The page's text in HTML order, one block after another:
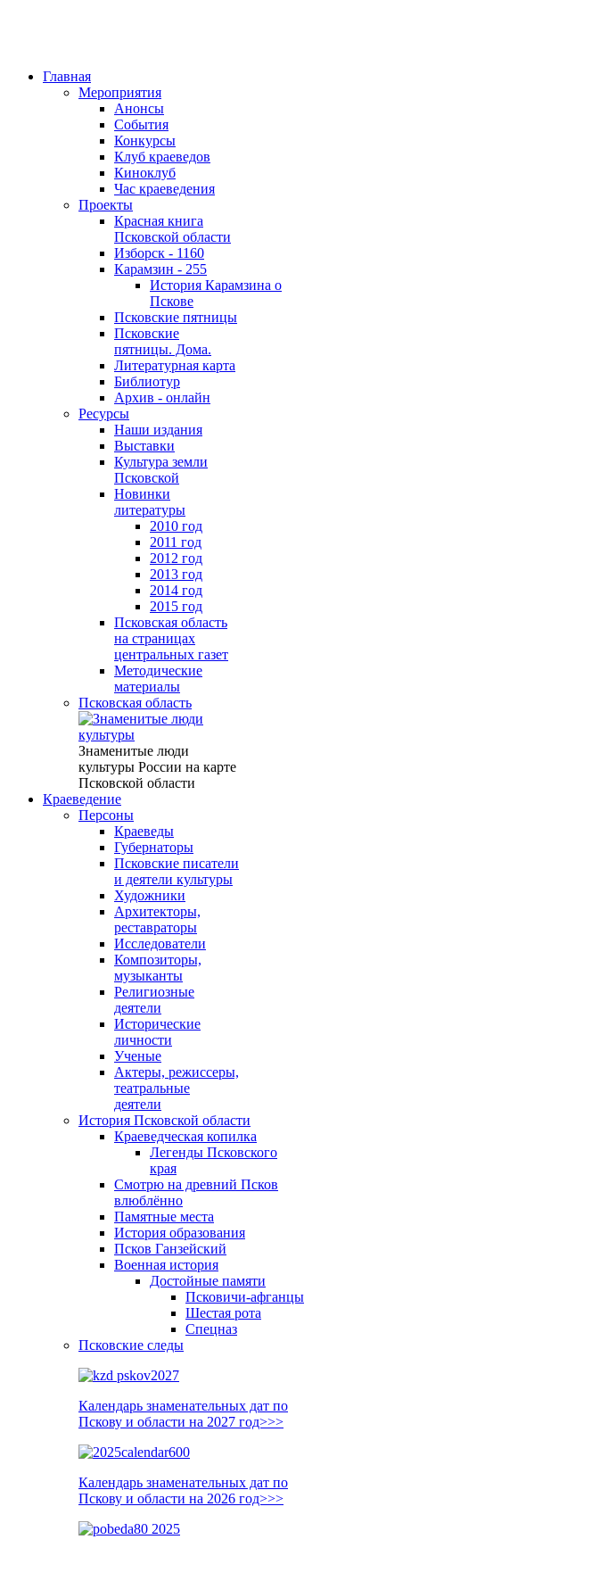
Главная
Мероприятия
Анонсы
События
Конкурсы
Клуб краеведов
Киноклуб
Час краеведения
Проекты
Красная книга
Псковской области
Изборск - 1160
Карамзин - 255
История Карамзина о
Пскове
Псковские пятницы
Псковские
пятницы. Дома.
Литературная карта
Библиотур
Архив - онлайн
Ресурсы
Наши издания
Выставки
Культура земли
Псковской
Новинки
литературы
2010 год
2011 год
2012 год
2013 год
2014 год
2015 год
Псковская область
на страницах
центральных газет
Методические
материалы
Псковская область
Знаменитые люди
культуры России на карте
Псковской области
Краеведение
Персоны
Краеведы
Губернаторы
Псковские писатели
и деятели культуры
Художники
Архитекторы,
реставраторы
Исследователи
Композиторы,
музыканты
Религиозные
деятели
Исторические
личности
Ученые
Актеры, режиссеры,
театральные
деятели
История Псковской области
Краеведческая копилка
Легенды Псковского
края
Смотрю на древний Псков
влюблённо
Памятные места
История образования
Псков Ганзейский
Военная история
Достойные памяти
Псковичи-афганцы
Шестая рота
Спецназ
Псковские следы
Календарь знаменательных дат по
Пскову и области на 2027 год>>>
Календарь знаменательных дат по
Пскову и области на 2026 год>>>